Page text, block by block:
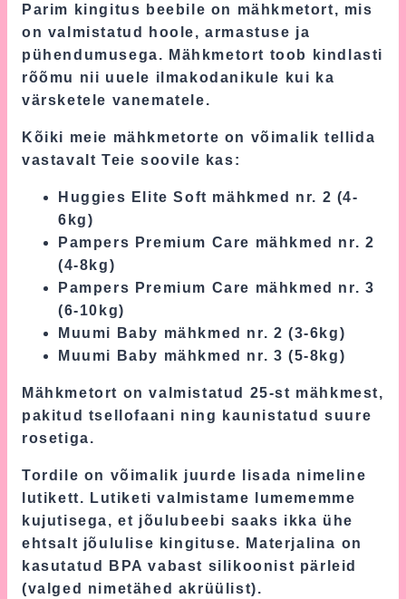
Parim kingitus beebile on mähkmetort, mis
on valmistatud hoole, armastuse ja
pühendumusega. Mähkmetort toob kindlasti
rõõmu nii uuele ilmakodanikule kui ka
värsketele vanematele.
Kõiki meie mähkmetorte on võimalik tellida
vastavalt Teie soovile kas:
Huggies Elite Soft mähkmed nr. 2 (4-
6kg)
Pampers Premium Care mähkmed nr. 2
(4-8kg)
Pampers Premium Care mähkmed nr. 3
(6-10kg)
Muumi Baby mähkmed nr. 2 (3-6kg)
Muumi Baby mähkmed nr. 3 (5-8kg)
Mähkmetort on valmistatud 25-st mähkmest,
pakitud tsellofaani ning kaunistatud suure
rosetiga.
Tordile on võimalik juurde lisada nimeline
lutikett. Lutiketi valmistame lumememme
kujutisega, et jõulubeebi saaks ikka ühe
ehtsalt jõululise kingituse. Materjalina on
kasutatud BPA vabast silikoonist pärleid
(valged nimetähed akrüülist).